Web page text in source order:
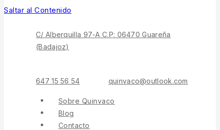
Saltar al Contenido
C/ Alberquilla 97-A C.P: 06470 Guareña
(Badajoz)
647 15 56 54 quinvaco@outlook.com
Sobre Quinvaco
Blog
Contacto